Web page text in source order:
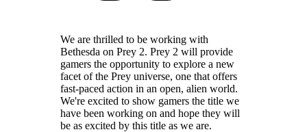
We are thrilled to be working with
Bethesda on Prey 2. Prey 2 will provide
gamers the opportunity to explore a new
facet of the Prey universe, one that offers
fast-paced action in an open, alien world.
We're excited to show gamers the title we
have been working on and hope they will
be as excited by this title as we are.